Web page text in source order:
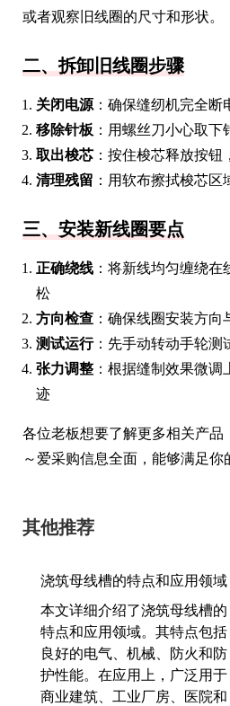
或者观察旧线圈的尺寸和形状。
二、拆卸旧线圈步骤
关闭电源 ：确保缝纫机完全
移除针板 ：用螺丝刀小心取
取出梭芯 ：按住梭芯释放按钮
清理残留 ：用软布擦拭梭芯
三、安装新线圈要点
正确绕线 ：将新线均匀缠绕
松
方向检查 ：确保线圈安装方
测试运行：先手动转动手轮测
张力调整 ：根据缝制效果微
迹
各位老板想要了解更多相关产品
～爱采购信息全面，能够满足你
其他推荐
浇筑母线槽的特点和应用领域
本文详细介绍了浇筑母线槽的
特点和应用领域。其特点包括
良好的电气、机械、防火和防
护性能。在应用上，广泛用于
商业建筑、工业厂房、医院和